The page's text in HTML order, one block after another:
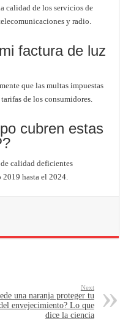
calidad de los servicios de
y radio.
factura de luz
que las multas impuestas
de los consumidores.
cubren estas
calidad deficientes
2019 hasta el 2024.
Next
una naranja proteger tu
envejecimiento? Lo que
dice la ciencia